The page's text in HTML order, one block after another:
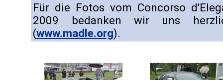
Für die Fotos vom Concorso
2009 bedanken wir uns
(www.madle.org).